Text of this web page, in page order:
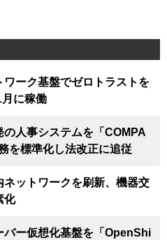
ーク基盤でゼロトラストを
に稼働
人事システムを「COMPA
を標準化し法改正に追従
ネットワークを刷新、機器交
化
バー仮想化基盤を「OpenShi